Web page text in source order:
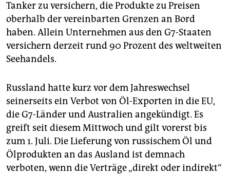
Tanker zu versichern, die Produkte zu Preisen
oberhalb der vereinbarten Grenzen an Bord
haben. Allein Unternehmen aus den G7-Staaten
versichern derzeit rund 90 Prozent des weltweiten
Seehandels.
Russland hatte kurz vor dem Jahreswechsel
seinerseits ein Verbot von Öl-Exporten in die EU,
die G7-Länder und Australien angekündigt. Es
greift seit diesem Mittwoch und gilt vorerst bis
zum 1. Juli. Die Lieferung von russischem Öl und
Ölprodukten an das Ausland ist demnach
verboten, wenn die Verträge „direkt oder indirekt“